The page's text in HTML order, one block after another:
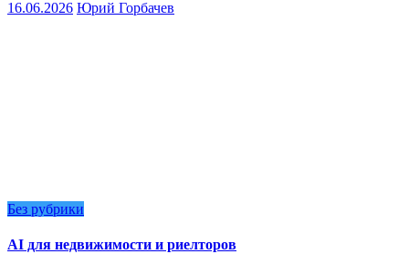
16.06.2026 Юрий Горбачев
Без рубрики
AI для недвижимости и риелторов